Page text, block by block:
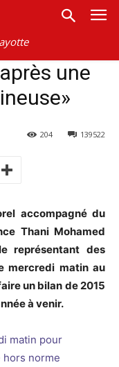
une
139522
204
accompagné du
Thani Mohamed
représentant des
mercredi matin au
un bilan de 2015
à venir.